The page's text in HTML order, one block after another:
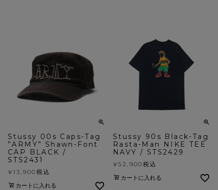
Stussy 00s Caps-Tag
”ARMY” Shawn-Font
CAP BLACK /
STS2431
¥13,900 税込
カートに入れる
Stussy 90s Black-Tag
Rasta-Man NIKE TEE
NAVY / STS2429
¥52,900 税込
カートに入れる